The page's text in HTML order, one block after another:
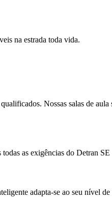
na estrada toda vida.
Nossas salas de
as exigências do Detran
adapta-se ao seu nível